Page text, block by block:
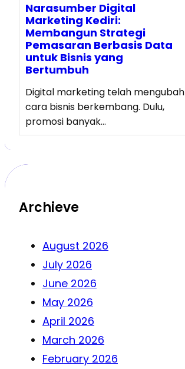
Narasumber Digital
Marketing Kediri:
Membangun Strategi
Pemasaran Berbasis Data
untuk Bisnis yang
Bertumbuh
Digital marketing telah mengubah
cara bisnis berkembang. Dulu,
promosi banyak…
Archieve
August 2026
July 2026
June 2026
May 2026
April 2026
March 2026
February 2026